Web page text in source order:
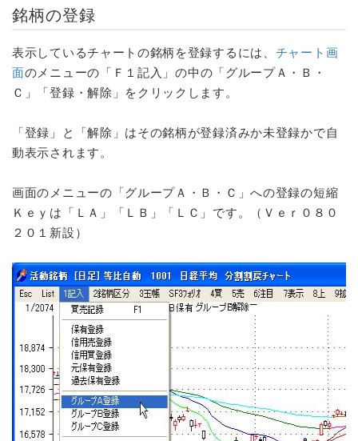
銘柄の登録
表示しているチャートの銘柄を登録するには、 チャート画
面のメニューの「Ｆ１記入」の中の「グループＡ・Ｂ・
Ｃ」「登録・解除」をクリックします。
「登録」と「解除」はその銘柄が登録済みか未登録かで自
動表示されます。
画面のメニューの「グループＡ・Ｂ・Ｃ」への登録の短縮
Ｋｅｙは「ＬＡ」「ＬＢ」「ＬＣ」です。（Ｖｅｒ０８０
２０１新設）